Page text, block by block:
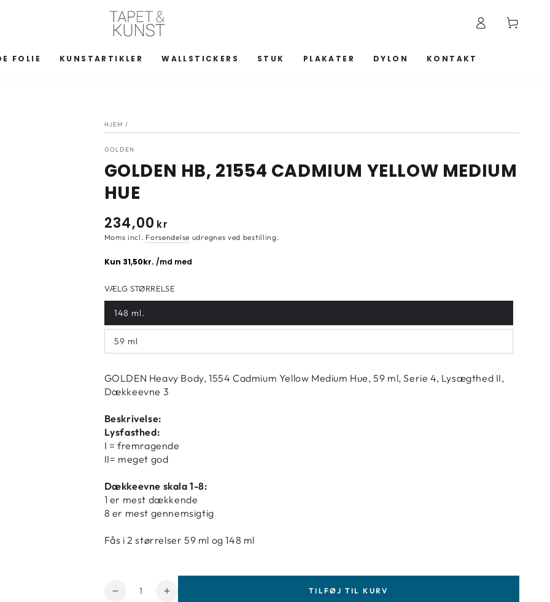
FOLIE KUNSTARTIKLER WALLSTICKERS STUK PLAKATER DYLON KONTAKT
ind
Kurv
HJEM /
GOLDEN
GOLDEN HB, 21554 CADMIUM YELLOW MEDIUM
HUE
Normal
pris
234,00 kr
Moms incl. Forsendelse udregnes ved bestilling.
VÆLG STØRRELSE
148 ml.
59 ml
GOLDEN Heavy Body, 1554 Cadmium Yellow Medium Hue, 59 ml, Serie 4, Lysægthed II,
Dækkeevne 3
Beskrivelse:
Lysfasthed:
I = fremragende
II= meget god
Dækkeevne skala 1-8:
1 er mest dækkende
8 er mest gennemsigtig
Fås i 2 størrelser 59 ml og 148 ml
Antal
Reducer
Forøg
TILFØJ TIL KURV